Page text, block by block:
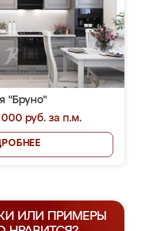
"Бруно"
руб. за п.м.
ИЛИ ПРИМЕРЫ